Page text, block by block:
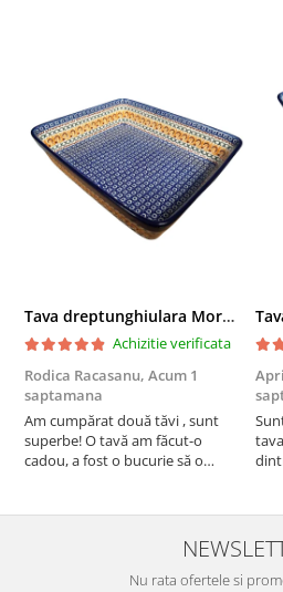
Tava dreptunghiulara Morning Sunrise, ceramica smaltuita, pictata manual, 27,0 X 32, 5 cm
Achizitie verificata
Rodica Racasanu, Acum 1
saptamana
Am cumpărat două tăvi , sunt
superbe! O tavă am făcut-o
cadou, a fost o bucurie să o
este o plăcere să o folosim, are
Nu rata ofertele si